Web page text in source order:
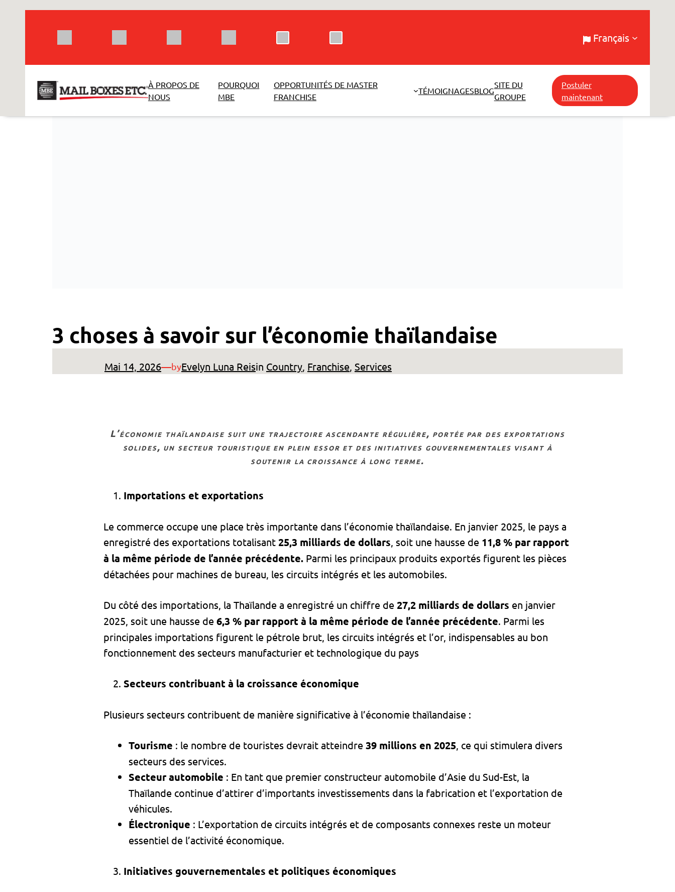
Français
À PROPOS DE
NOUS
POURQUOI
MBE
OPPORTUNITÉS DE MASTER
FRANCHISE
TÉMOIGNAGESBLOG
SITE DU
GROUPE
Postuler
maintenant
3 choses à savoir sur l’économie thaïlandaise
Mai 14, 2026—byEvelyn Luna Reisin Country, Franchise, Services
l’économie thaïlandaise suit une trajectoire ascendante régulière, portée par des exportations
solides, un secteur touristique en plein essor et des initiatives gouvernementales visant à
soutenir la croissance à long terme.
Importations et exportations
Le commerce occupe une place très importante dans l’économie thaïlandaise. En janvier 2025, le pays a
enregistré des exportations totalisant 25,3 milliards de dollars, soit une hausse de 11,8 % par rapport
à la même période de l’année précédente. Parmi les principaux produits exportés figurent les pièces
détachées pour machines de bureau, les circuits intégrés et les automobiles.
Du côté des importations, la Thaïlande a enregistré un chiffre de 27,2 milliards de dollars en janvier
2025, soit une hausse de 6,3 % par rapport à la même période de l’année précédente. Parmi les
principales importations figurent le pétrole brut, les circuits intégrés et l’or, indispensables au bon
fonctionnement des secteurs manufacturier et technologique du pays
Secteurs contribuant à la croissance économique
Plusieurs secteurs contribuent de manière significative à l’économie thaïlandaise :
Tourisme : le nombre de touristes devrait atteindre 39 millions en 2025, ce qui stimulera divers
secteurs des services. ​
Secteur automobile : En tant que premier constructeur automobile d’Asie du Sud-Est, la
Thaïlande continue d’attirer d’importants investissements dans la fabrication et l’exportation de
véhicules.
Électronique : L’exportation de circuits intégrés et de composants connexes reste un moteur
essentiel de l’activité économique.
Initiatives gouvernementales et politiques économiques